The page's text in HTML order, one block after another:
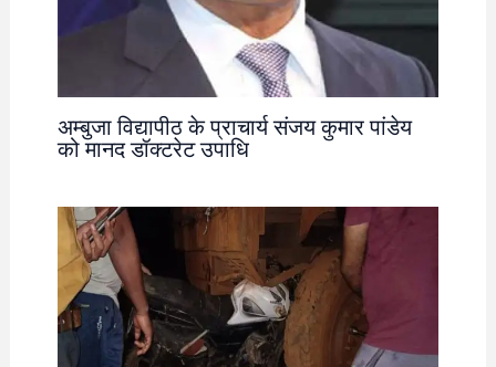
अम्बुजा विद्यापीठ के प्राचार्य संजय कुमार पांडेय
को मानद डॉक्टरेट उपाधि